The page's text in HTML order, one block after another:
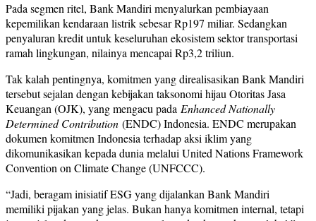
Pada segmen ritel, Bank Mandiri menyalurkan pembiayaan
kepemilikan kendaraan listrik sebesar Rp197 miliar. Sedangkan
penyaluran kredit untuk keseluruhan ekosistem sektor transportasi
ramah lingkungan, nilainya mencapai Rp3,2 triliun.
Tak kalah pentingnya, komitmen yang direalisasikan Bank Mandiri
tersebut sejalan dengan kebijakan taksonomi hijau Otoritas Jasa
Keuangan (OJK), yang mengacu pada Enhanced Nationally
Determined Contribution (ENDC) Indonesia. ENDC merupakan
dokumen komitmen Indonesia terhadap aksi iklim yang
dikomunikasikan kepada dunia melalui United Nations Framework
Convention on Climate Change (UNFCCC).
“Jadi, beragam inisiatif ESG yang dijalankan Bank Mandiri
memiliki pijakan yang jelas. Bukan hanya komitmen internal, tetapi